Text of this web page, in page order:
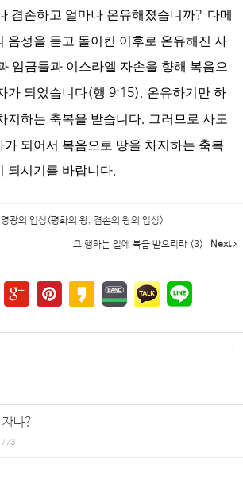
겸손하고 얼마나 온유해졌습니까? 다메
음성을 듣고 돌이킨 이후로 온유해진 사
임금들과 이스라엘 자손을 향해 복음으
가 되었습니다(행 9:15). 온유하기만 하
지하는 축복을 받습니다. 그러므로 사도
가 되어서 복음으로 땅을 차지하는 축복
되시기를 바랍니다.
광의 입성(평화의 왕, 겸손의 왕의 입성)
그 행하는 일에 복을 받으리라 (3) Next
냐?